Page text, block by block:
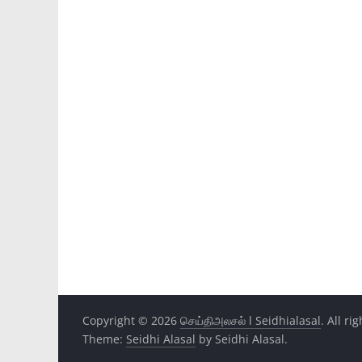
Copyright © 2026 செய்திஅலசல் l Seidhialasal. All
Theme: Seidhi Alasal by Seidhi Alasal.